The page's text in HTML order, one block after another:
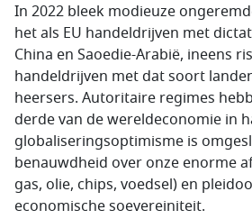
In 2022 bleek modieuze
het als EU handeldrijven met
China en Saoedie-Arabië, ineens
handeldrijven met dat soort
heersers. Autoritaire regimes
derde van de wereldeconomie in
globaliseringsoptimisme is
benauwdheid over onze enorme
gas, olie, chips, voedsel) en
economische soevereiniteit.